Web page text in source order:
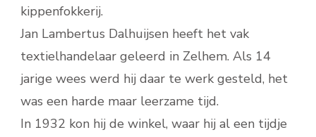
kippenfokkerij.
Jan Lambertus Dalhuijsen heeft het vak
textielhandelaar geleerd in Zelhem. Als 14
jarige wees werd hij daar te werk gesteld, het
was een harde maar leerzame tijd.
In 1932 kon hij de winkel, waar hij al een tijdje